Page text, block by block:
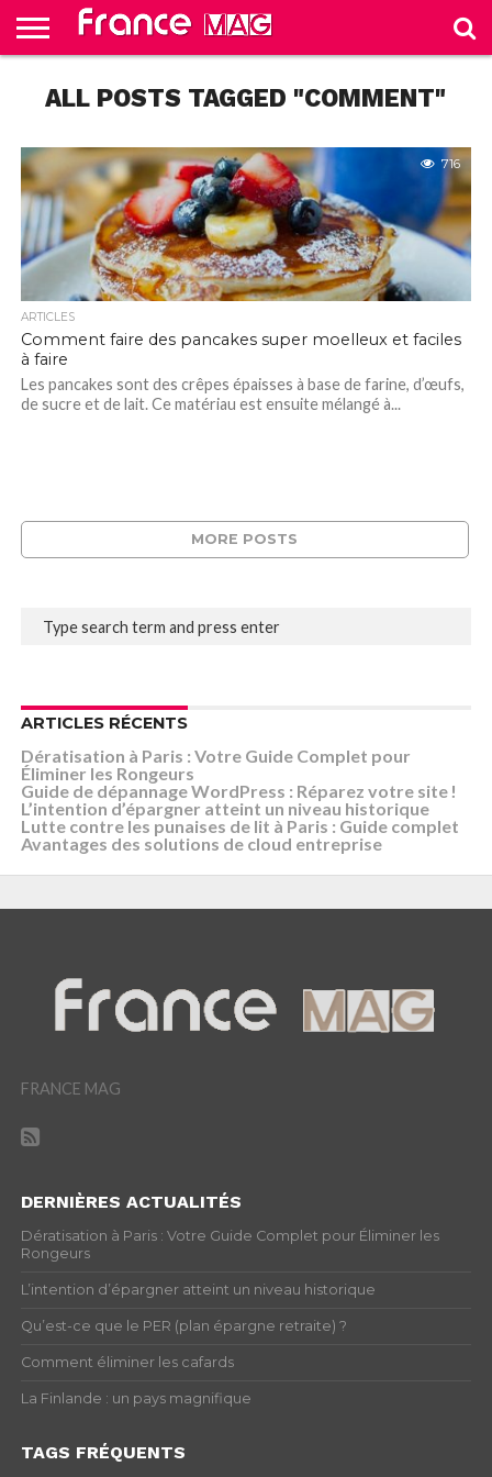
FROM
FRANCE
HOME
TEST
SLIDE
ALL POSTS TAGGED "COMMENT"
716
ARTICLES
Comment faire des pancakes super moelleux et faciles
à faire
Les pancakes sont des crêpes épaisses à base de farine, d’œufs,
de sucre et de lait. Ce matériau est ensuite mélangé à...
MORE POSTS
ARTICLES RÉCENTS
Dératisation à Paris : Votre Guide Complet pour
Éliminer les Rongeurs
Guide de dépannage WordPress : Réparez votre site !
L’intention d’épargner atteint un niveau historique
Lutte contre les punaises de lit à Paris : Guide complet
Avantages des solutions de cloud entreprise
FRANCE MAG
DERNIÈRES ACTUALITÉS
Dératisation à Paris : Votre Guide Complet pour Éliminer les
Rongeurs
L’intention d’épargner atteint un niveau historique
Qu’est-ce que le PER (plan épargne retraite) ?
Comment éliminer les cafards
La Finlande : un pays magnifique
TAGS FRÉQUENTS